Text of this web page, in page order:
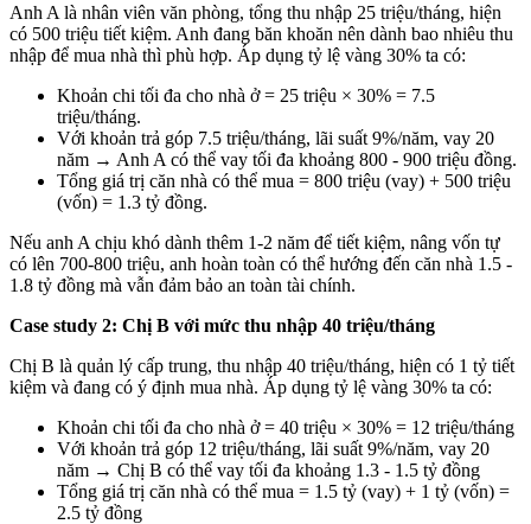
Anh A là nhân viên văn phòng, tổng thu nhập 25 triệu/tháng, hiện
có 500 triệu tiết kiệm. Anh đang băn khoăn nên dành bao nhiêu thu
nhập để mua nhà thì phù hợp. Áp dụng tỷ lệ vàng 30% ta có:
Khoản chi tối đa cho nhà ở = 25 triệu × 30% = 7.5
triệu/tháng.
Với khoản trả góp 7.5 triệu/tháng, lãi suất 9%/năm, vay 20
năm → Anh A có thể vay tối đa khoảng 800 - 900 triệu đồng.
Tổng giá trị căn nhà có thể mua = 800 triệu (vay) + 500 triệu
(vốn) = 1.3 tỷ đồng.
Nếu anh A chịu khó dành thêm 1-2 năm để tiết kiệm, nâng vốn tự
có lên 700-800 triệu, anh hoàn toàn có thể hướng đến căn nhà 1.5 -
1.8 tỷ đồng mà vẫn đảm bảo an toàn tài chính.
Case study 2: Chị B với mức thu nhập 40 triệu/tháng
Chị B là quản lý cấp trung, thu nhập 40 triệu/tháng, hiện có 1 tỷ tiết
kiệm và đang có ý định mua nhà. Áp dụng tỷ lệ vàng 30% ta có:
Khoản chi tối đa cho nhà ở = 40 triệu × 30% = 12 triệu/tháng
Với khoản trả góp 12 triệu/tháng, lãi suất 9%/năm, vay 20
năm → Chị B có thể vay tối đa khoảng 1.3 - 1.5 tỷ đồng
Tổng giá trị căn nhà có thể mua = 1.5 tỷ (vay) + 1 tỷ (vốn) =
2.5 tỷ đồng